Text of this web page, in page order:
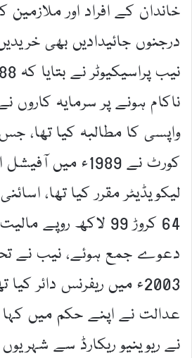
خاندان کے افراد اور ملازمین
درجنوں جائیدادیں بھی
ناکام ہونے پر سرمایہ کاروں
واپسی کا مطالبہ کیا تھا،
کورٹ نے 1989ء میں
دعوے جمع ہوئے، نیب نے
2003ء میں ریفرنس دائر کیا تھا۔
عدالت نے اپنے حکم میں
نے ریوینیو ریکارڈ سے